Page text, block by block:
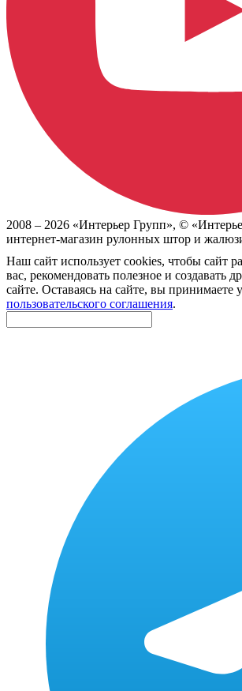
2008 – 2026 «Интерьер Групп», ©
интернет-магазин рулонных штор и
Наш сайт использует cookies, чтобы сайт
вас, рекомендовать полезное и создавать
сайте. Оставаясь на сайте, вы принимаете
пользовательского соглашения.